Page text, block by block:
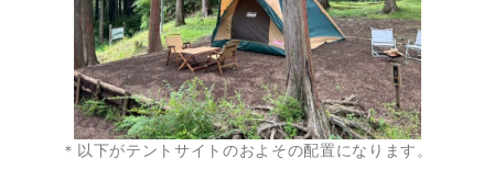
＊以下がテントサイトのおよその配置になります。